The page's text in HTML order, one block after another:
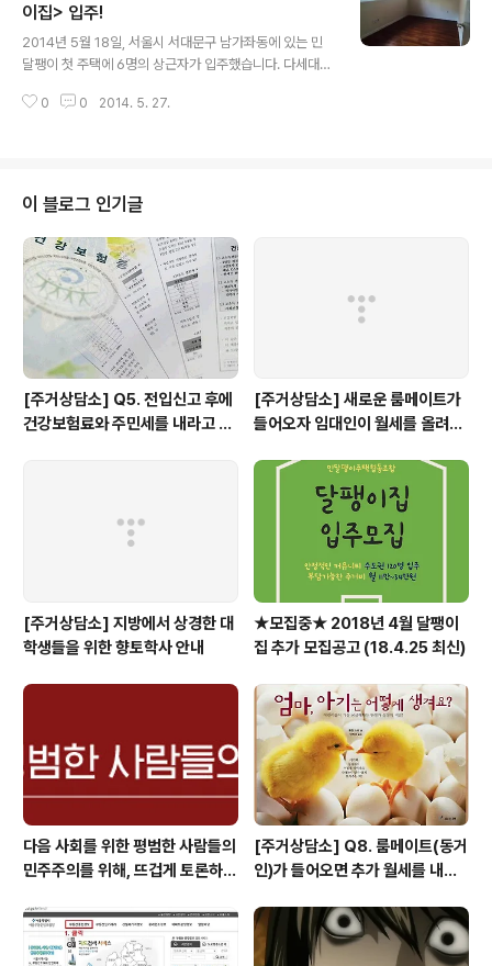
맛있게 해먹었고요! 정리도 자연스럽게 알아서!(난 코스도
잘 해쳐나갑니다 :) ) 가끔은 저녁 운동도. 홍제천은 산책코
스가 정말 굳굳이예요! 혼자라면 하지 못했을 배드민턴도
습니다. 홍홍! 흠흠... 먹기만 한건 아니예요 같이 영화도 보
이집> 입주!
2014년 5월 18일, 서울시 서대문구 남가좌동에 있는 민
달팽이 첫 주택에 6명의 상근자가 입주했습니다. 다세대
었는데요. 2달 동안 조합원님들이 살고 싶은, 더 살기 좋은
축하도 해주셨어요. 그리고 아래 주차장 쪽 공용공간에서
함께 고기도 구워먹었어요^^ 민달팽이 주택협동조합 법인
설립을 끝마치면서도 실감이 잘 나지 않았는데, 첫 주택이
생기고 직접 들어가니 이제서야 실감이 나네요. 그동안 서
울에서 살면서 집에 대한 부조리함을 끊임없이 경험해왔는
데 청년주거뿐만 아니라 사회 ..
0 0 2014. 5. 27.
이 블로그 인기글
[주거상담소] Q5. 전입신고 후에
건강보험료와 주민세를 내라고 고
[주거상담소] 새로운 룸메이트가
들어오자 임대인이 월세를 올려달
[주거상담소] 지방에서 상경한 대
학생들을 위한 향토학사 안내
★모집중★ 2018년 4월 달팽이
집 추가 모집공고 (18.4.25 최신)
다음 사회를 위한 평범한 사람들의
민주주의를 위해, 뜨겁게 토론하고
[주거상담소] Q8. 룸메이트(동거
인)가 들어오면 추가 월세를 내야